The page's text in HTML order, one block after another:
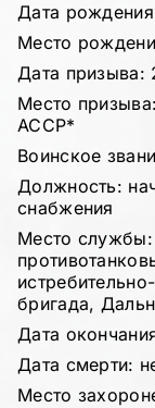
Дата
Место
Дата призыва:
Место
АССР*
Воинское
Должность:
снабжения
Место службы:
бригада,
Дата
Дата смерти:
Место